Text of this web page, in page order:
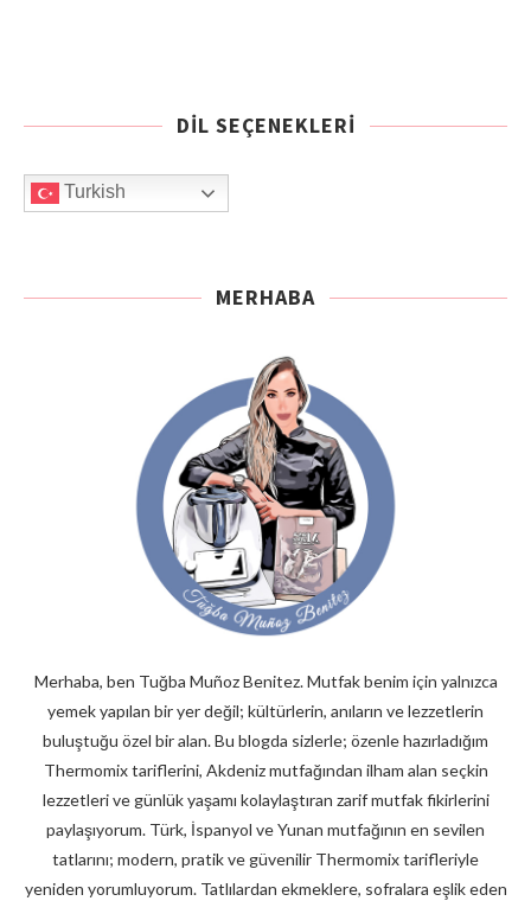
DIL SEÇENEKLERI
Turkish
MERHABA
Merhaba, ben Tuğba Muñoz Benitez. Mutfak benim için yalnızca
yemek yapılan bir yer değil; kültürlerin, anıların ve lezzetlerin
buluştuğu özel bir alan. Bu blogda sizlerle; özenle hazırladığım
Thermomix tariflerini, Akdeniz mutfağından ilham alan seçkin
lezzetleri ve günlük yaşamı kolaylaştıran zarif mutfak fikirlerini
paylaşıyorum. Türk, İspanyol ve Yunan mutfağının en sevilen
tatlarını; modern, pratik ve güvenilir Thermomix tarifleriyle
yeniden yorumluyorum. Tatlılardan ekmeklere, sofralara eşlik eden